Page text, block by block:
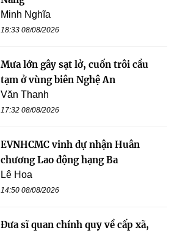
Minh Nghĩa
18:33 08/08/2026
Mưa lớn gây sạt lở, cuốn trôi cầu
tạm ở vùng biên Nghệ An
Văn Thanh
17:32 08/08/2026
EVNHCMC vinh dự nhận Huân
chương Lao động hạng Ba
Lê Hoa
14:50 08/08/2026
Đưa sĩ quan chính quy về cấp xã,